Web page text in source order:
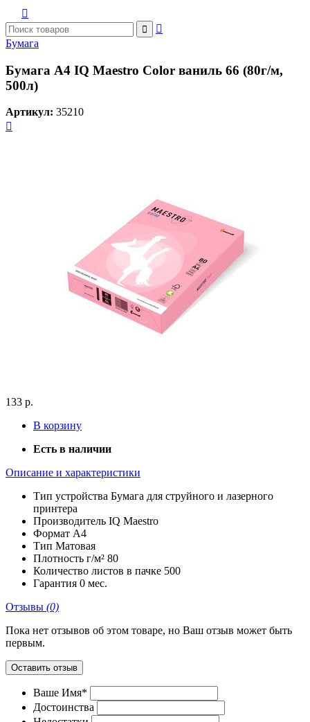



Бумага
Бумага A4 IQ Maestro Color ваниль 66 (80г/м,
500л)
Артикул: 35210

133 р.
В корзину
Есть в наличии
Описание и характеристики
Тип устройства Бумага для струйного и лазерного
принтера
Производитель IQ Maestro
Формат A4
Тип Матовая
Плотность г/м² 80
Количество листов в пачке 500
Гарантия 0 мес.
Отзывы (0)
Пока нет отзывов об этом товаре, но Ваш отзыв может быть
первым.
Оставить отзыв
Ваше Имя*
Достоинства